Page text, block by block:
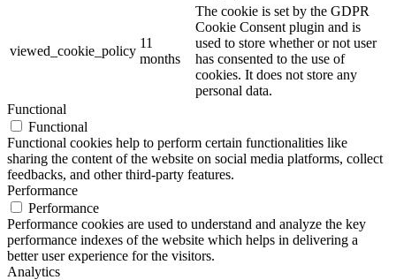
viewed_cookie_policy
11
months
The cookie is set by the GDPR
Cookie Consent plugin and is
used to store whether or not user
has consented to the use of
cookies. It does not store any
personal data.
Functional
Functional
Functional cookies help to perform certain functionalities like
sharing the content of the website on social media platforms, collect
feedbacks, and other third-party features.
Performance
Performance
Performance cookies are used to understand and analyze the key
performance indexes of the website which helps in delivering a
better user experience for the visitors.
Analytics